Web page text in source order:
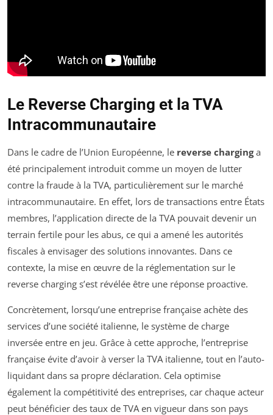
Le Reverse Charging et la TVA
Intracommunautaire
Dans le cadre de l’Union Européenne, le reverse charginga
été principalement introduit comme un moyen de lutter
contre la fraude à la TVA, particulièrement sur le marché
intracommunautaire. En effet, lors de transactions entre États
membres, l’application directe de la TVA pouvait devenir un
terrain fertile pour les abus, ce qui a amené les autorités
fiscales à envisager des solutions innovantes. Dans ce
contexte, la mise en œuvre de la réglementation sur le
reverse charging s’est révélée être une réponse proactive.
Concrètement, lorsqu’une entreprise française achète des
services d’une société italienne, le système de charge
inversée entre en jeu. Grâce à cette approche, l’entreprise
française évite d’avoir à verser la TVA italienne, tout en l’auto-
liquidant dans sa propre déclaration. Cela optimise
également la compétitivité des entreprises, car chaque acteur
peut bénéficier des taux de TVA en vigueur dans son pays